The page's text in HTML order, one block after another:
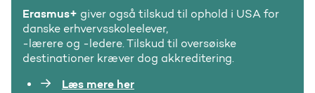
Erasmus+ giver også tilskud til ophold i USA for
danske erhvervsskoleelever,
-lærere og -ledere. Tilskud til oversøiske
destinationer kræver dog akkreditering.
Læs mere her